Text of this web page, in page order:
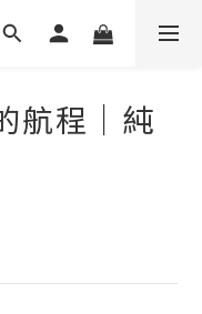
航程｜純